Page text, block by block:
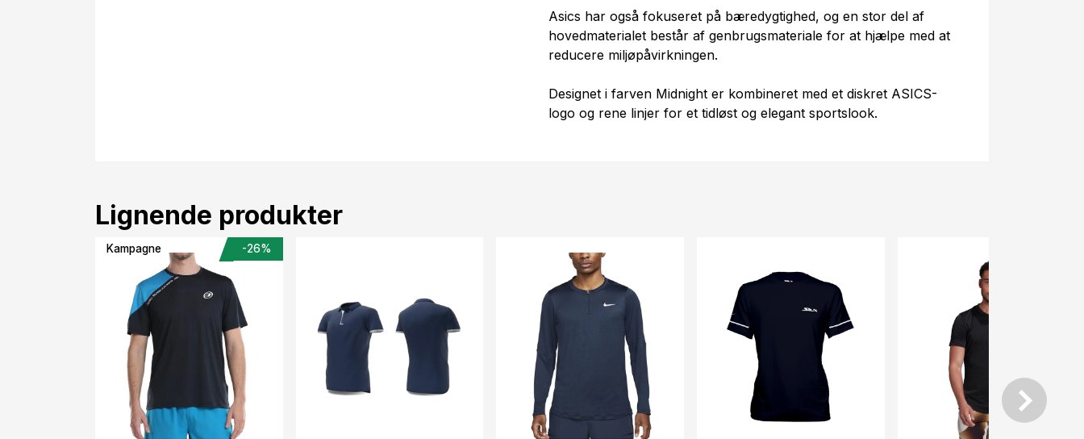
Asics har også fokuseret på bæredygtighed, og en stor del af
hovedmaterialet består af genbrugsmateriale for at hjælpe med at
reducere miljøpåvirkningen.
Designet i farven Midnight er kombineret med et diskret ASICS-
logo og rene linjer for et tidløst og elegant sportslook.
Lignende produkter
Kampagne -26%